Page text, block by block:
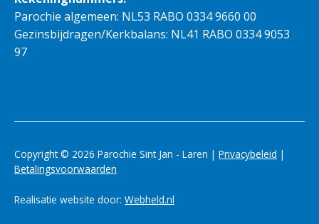
Parochie algemeen: NL53 RABO 0334 9660 00
Gezinsbijdragen/Kerkbalans: NL41 RABO 0334 9053
97
Copyright © 2026 Parochie Sint Jan - Laren | Privacybeleid |
Betalingsvoorwaarden
Realisatie website door: Webheld.nl